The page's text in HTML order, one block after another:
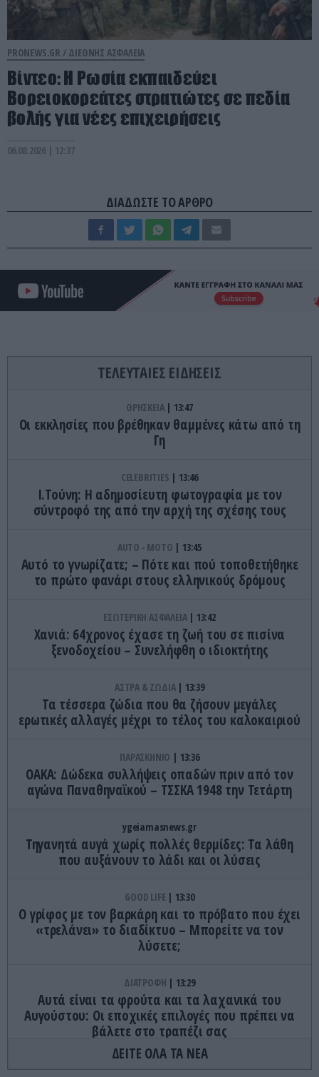
PRONEWS.GR / ΔΙΕΘΝΗΣ ΑΣΦΑΛΕΙΑ
Βίντεο: Η Ρωσία εκπαιδεύει
Βορειοκορεάτες στρατιώτες σε πεδία
βολής για νέες επιχειρήσεις
06.08.2026 | 12:37
ΔΙΑΔΩΣΤΕ ΤΟ ΑΡΘΡΟ
ΤΕΛΕΥΤΑΙΕΣ ΕΙΔΗΣΕΙΣ
ΘΡΗΣΚΕΙΑ 13:47
Οι εκκλησίες που βρέθηκαν θαμμένες κάτω από τη
Γη
CELEBRITIES 13:46
Ι.Τούνη: Η αδημοσίευτη φωτογραφία με τον
σύντροφό της από την αρχή της σχέσης τους
AUTO - MOTO 13:45
Αυτό το γνωρίζατε; – Πότε και πού τοποθετήθηκε
το πρώτο φανάρι στους ελληνικούς δρόμους
ΕΣΩΤΕΡΙΚΗ ΑΣΦΑΛΕΙΑ 13:42
Χανιά: 64χρονος έχασε τη ζωή του σε πισίνα
ξενοδοχείου – Συνελήφθη ο ιδιοκτήτης
ΑΣΤΡΑ & ΖΩΔΙΑ 13:39
Τα τέσσερα ζώδια που θα ζήσουν μεγάλες
ερωτικές αλλαγές μέχρι το τέλος του καλοκαιριού
ΠΑΡΑΣΚΗΝΙΟ 13:36
ΟΑΚΑ: Δώδεκα συλλήψεις οπαδών πριν από τον
αγώνα Παναθηναϊκού – ΤΣΣΚΑ 1948 την Τετάρτη
ygeiamasnews.gr
Τηγανητά αυγά χωρίς πολλές θερμίδες: Τα λάθη
που αυξάνουν το λάδι και οι λύσεις
GOOD LIFE 13:30
Ο γρίφος με τον βαρκάρη και το πρόβατο που έχει
«τρελάνει» το διαδίκτυο – Μπορείτε να τον
λύσετε;
ΔΙΑΤΡΟΦΗ 13:29
Αυτά είναι τα φρούτα και τα λαχανικά του
Αυγούστου: Οι εποχικές επιλογές που πρέπει να
βάλετε στο τραπέζι σας
ΚΟΣΜΟΣ 13:27
ΔΕΙΤΕ ΟΛΑ ΤΑ ΝΕΑ